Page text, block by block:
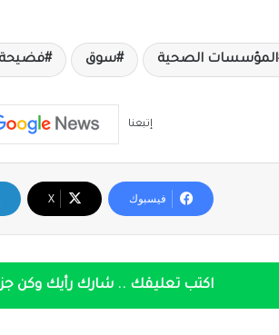
المؤسسات الصحية سوق فضيحة
إتبعنا
فيسبوك ‫X
اكتب تعليقك .. شارك رأيك وكن